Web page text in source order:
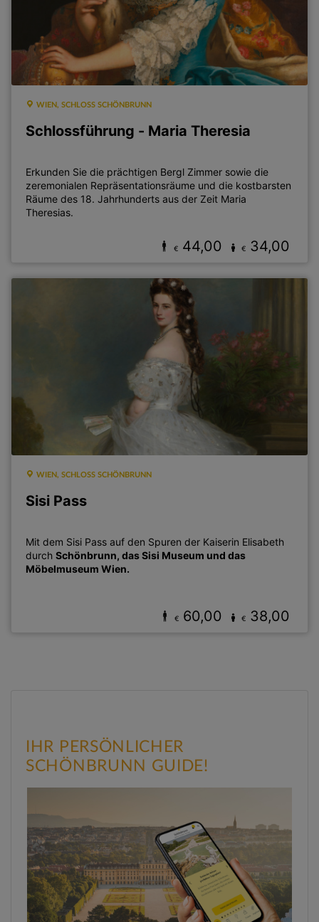
WIEN, SCHLOSS SCHÖNBRUNN
Schlossführung - Maria Theresia
Erkunden Sie die prächtigen Bergl Zimmer sowie die
zeremonialen Repräsentationsräume und die kostbarsten
Räume des 18. Jahrhunderts aus der Zeit Maria
Theresias.
€ 44,00 € 34,00
WIEN, SCHLOSS SCHÖNBRUNN
Sisi Pass
Mit dem Sisi Pass auf den Spuren der Kaiserin Elisabeth
durch Schönbrunn, das Sisi Museum und das
Möbelmuseum Wien.
€ 60,00 € 38,00
IHR PERSÖNLICHER
SCHÖNBRUNN GUIDE!